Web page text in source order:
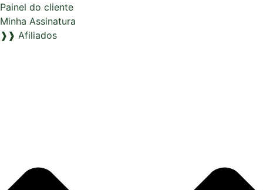
Painel do cliente
Minha Assinatura
❱❱ Afiliados